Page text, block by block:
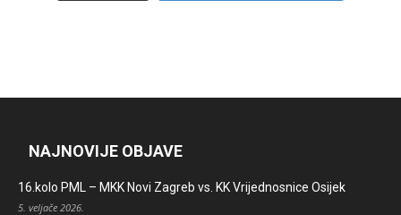
NAJNOVIJE OBJAVE
16.kolo PML – MKK Novi Zagreb vs. KK Vrijednosnice Osijek
5. veljače 2026.